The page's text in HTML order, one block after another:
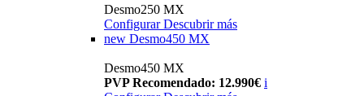
Desmo250 MX
Configurar Descubrir más
new Desmo450 MX
Desmo450 MX
PVP Recomendado: 12.990€ i